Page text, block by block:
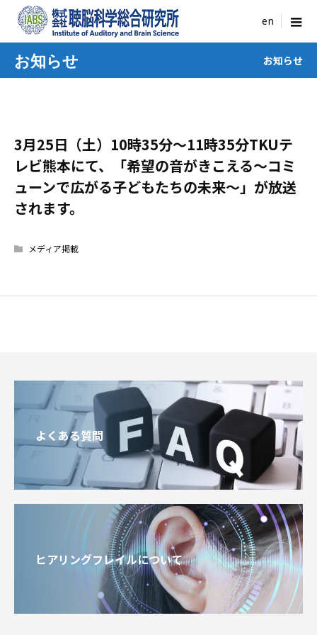
menu
お知らせ お知らせ
3月25日（土）10時35分〜11時35分TKUテ
レビ熊本にて、「希望の音がきこえる～コミ
ューンで広がる子どもたちの未来～」が放送
されます。
メディア掲載
よくある質問
ヒアリングフレイルについて